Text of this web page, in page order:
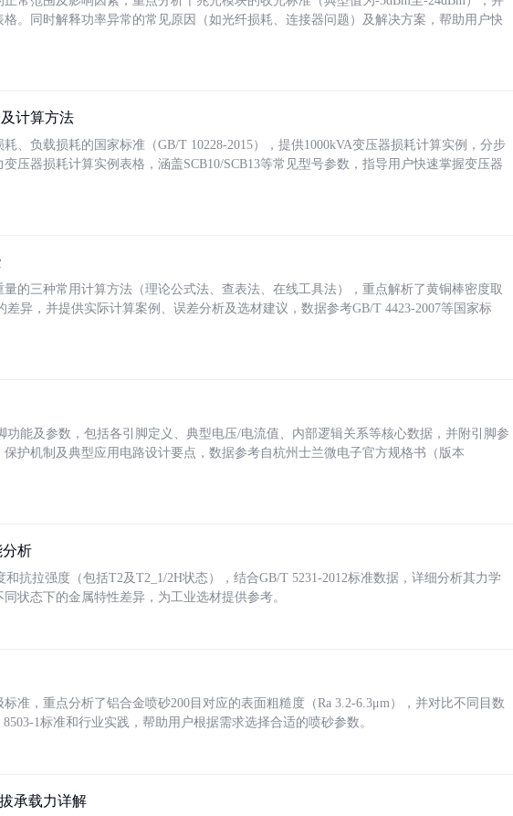
。同时解释功率异常的常见原因（如光纤损耗、连接器问题）及解决方案，帮助用户快
计算方法
、负载损耗的国家标准（GB/T 10228-2015），提供1000kVA变压器损耗计算实例，分步
压器损耗计算实例表格，涵盖SCB10/SCB13等常见型号参数，指导用户快速掌握变压器
的三种常用计算方法（理论公式法、查表法、在线工具法），重点解析了黄铜棒密度取
差异，并提供实际计算案例、误差分析及选材建议，数据参考GB/T 4423-2007等国家标
功能及参数，包括各引脚定义、典型电压/电流值、内部逻辑关系等核心数据，并附引脚参
护机制及典型应用电路设计要点，数据参考自杭州士兰微电子官方规格书（版本
析
抗拉强度（包括T2及T2_1/2H状态），结合GB/T 5231-2012标准数据，详细分析其力学
状态下的金属特性差异，为工业选材提供参考。
准，重点分析了铝合金喷砂200目对应的表面粗糙度（Ra 3.2-6.3μm），并对比不同目数
1标准和行业实践，帮助用户根据需求选择合适的喷砂参数。
承载力详解